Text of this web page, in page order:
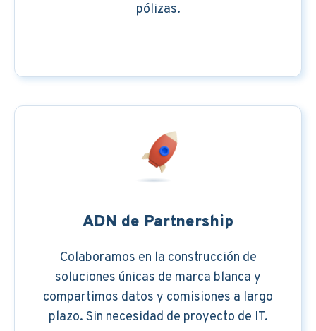
pólizas.
ADN de Partnership
Colaboramos en la construcción de
soluciones únicas de marca blanca y
compartimos datos y comisiones a largo
plazo. Sin necesidad de proyecto de IT.